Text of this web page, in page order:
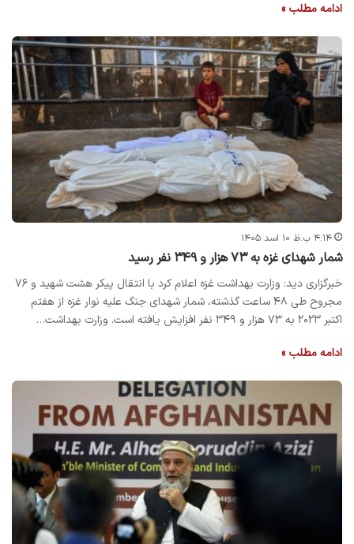
ادامه مطلب »
۴:۱۴ ب.ظ ۱۰ اسد ۱۴۰۵
شمار شهدای غزه به ۷۳ هزار و ۳۴۹ نفر رسید
خبرگزاری دید: ‌وزارت بهداشت غزه اعلام کرد با انتقال پیکر هشت شهید و ۷۶
مجروح طی ۴۸ ساعت گذشته، شمار شهدای جنگ علیه نوار غزه از هفتم
اکتبر ۲۰۲۳ به ۷۳ هزار و ۳۴۹ نفر افزایش یافته است. وزارت بهداشت…
ادامه مطلب »